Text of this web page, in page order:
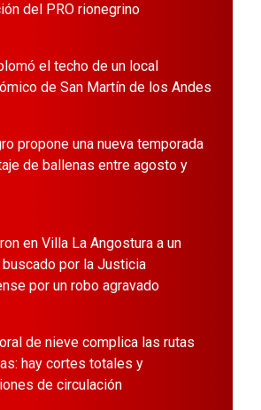
del PRO rionegrino
el techo de un local
de San Martín de los Andes
propone una nueva temporada
de ballenas entre agosto y
en Villa La Angostura a un
por la Justicia
por un robo agravado
de nieve complica las rutas
hay cortes totales y
de circulación